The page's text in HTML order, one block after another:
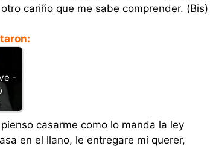
cariño que me sabe comprender. (Bis)
-
casarme como lo manda la ley
en el llano, le entregare mi querer,